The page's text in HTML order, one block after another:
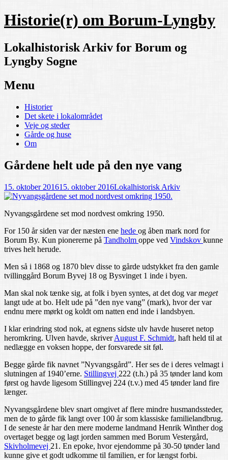
Historie(r) om Borum-Lyngby
Lokalhistorisk Arkiv for Borum og
Lyngby Sogne
Menu
Skip
content
Historier
Det skete i lokalområdet
Veje og steder
Gårde og huse
Om
Gårdene helt ude på den nye vang
15. oktober 201615. oktober 2016Lokalhistorisk Arkiv
Nyvangsgårdene set mod nordvest omkring 1950.
For 150 år siden var der næsten ene hede og åben mark nord for
Borum By. Kun pionererne på Tandholm oppe ved Vindskov kunne
trives helt herude.
Men så i 1868 og 1870 blev disse to gårde udstykket fra den gamle
tvillinggård Borum Byvej 18 og Bysvinget 1 inde i byen.
Man skal nok tænke sig, at folk i byen syntes, at det dog varmeget
langt ude at bo. Helt ude på ”den nye vang” (mark), hvor der var
endnu mere mørkt og koldt om natten end inde i landsbyen.
I klar erindring stod nok, at egnens sidste ulv havde huseret netop
heromkring. Ulven havde, skriverAugust F. Schmidt, haft held til at
nedlægge en voksen hoppe, der forsvarede sit føl.
Begge gårde fik navnet ”Nyvangsgård”. Her ses de i deres velmagt i
slutningen af 1940’erne. Stillingvej 222 (t.h.) på 35 tønder land kom
først og havde ligesom Stillingvej 224 (t.v.) med 45 tønder land fire
længer.
Nyvangsgårdene blev snart omgivet af flere mindre husmandssteder,
men de to gårde fik langt over 100 år som klassiske familielandbrug.
I de seneste år har den mere moderne landmand Henrik Winther dog
overtaget begge og lagt jorden sammen med Borum Vestergård,
Skivholmevej 21. En epoke, hvor ejendomme på 30-50 tønder land
kunne give et godt udkomme til familien, er for længst forbi.